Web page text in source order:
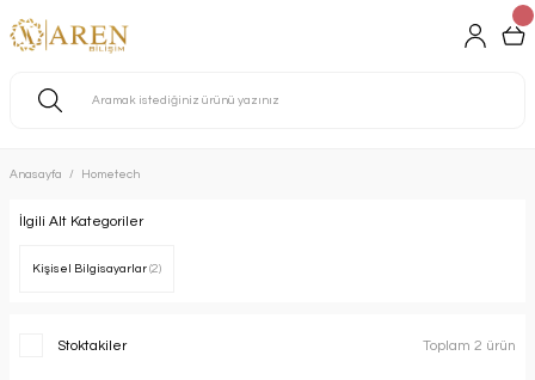
Anasayfa Hometech
İlgili Alt Kategoriler
Kişisel Bilgisayarlar (2)
Stoktakiler Toplam 2 ürün